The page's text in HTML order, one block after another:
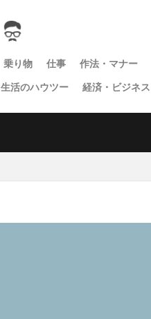
乗り物 仕事 作法・マナー
生活のハウツー 経済・ビジネス